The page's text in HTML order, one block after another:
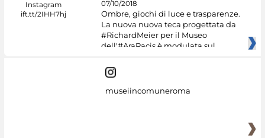
07/10/2018
Ombre, giochi di luce e trasparenze.
La nuova nuova teca progettata da
#RichardMeier per il Museo
dell'#AraPacis è modulata sul
museiincomuneroma